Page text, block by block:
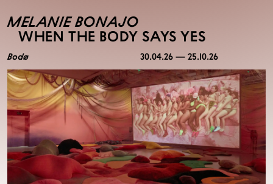
MELANIE BONAJO
WHEN THE BODY SAYS YES
Bodø 30.04.26 — 25.10.26